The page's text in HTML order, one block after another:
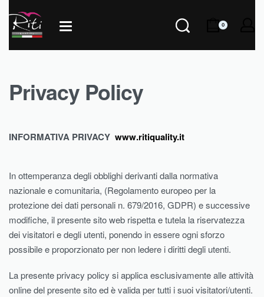
0
Privacy Policy
INFORMATIVA PRIVACY www.ritiquality.it
In ottemperanza degli obblighi derivanti dalla normativa
nazionale e comunitaria, (Regolamento europeo per la
protezione dei dati personali n. 679/2016, GDPR) e successive
modifiche, il presente sito web rispetta e tutela la riservatezza
dei visitatori e degli utenti, ponendo in essere ogni sforzo
possibile e proporzionato per non ledere i diritti degli utenti.
La presente privacy policy si applica esclusivamente alle attività
online del presente sito ed è valida per tutti i suoi visitatori/utenti.